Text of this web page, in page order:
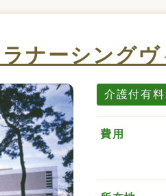
ナーシングヴ
介護付有
費用